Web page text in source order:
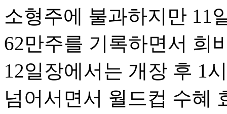
소형주에 불과하지만 11
62만주를 기록하면서 희
12일장에서는 개장 후 1
넘어서면서 월드컵 수혜